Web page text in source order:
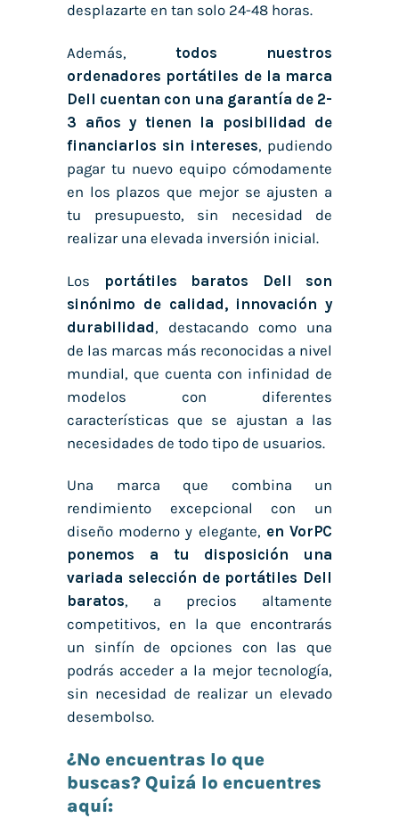
desplazarte en tan solo 24-48 horas.
Además, todos nuestros
ordenadores portátiles de la marca
Dell cuentan con una garantía de 2-
3 años y tienen la posibilidad de
financiarlos sin intereses, pudiendo
pagar tu nuevo equipo cómodamente
en los plazos que mejor se ajusten a
tu presupuesto, sin necesidad de
realizar una elevada inversión inicial.
Los
portátiles baratos Dell son
sinónimo de calidad, innovación y
durabilidad, destacando como una
de las marcas más reconocidas a nivel
mundial, que cuenta con infinidad de
modelos con diferentes
características que se ajustan a las
necesidades de todo tipo de usuarios.
Una marca que combina un
rendimiento excepcional con un
diseño moderno y elegante, en VorPC
ponemos a tu disposición una
variada selección de portátiles Dell
baratos, a precios altamente
competitivos, en la que encontrarás
un sinfín de opciones con las que
podrás acceder a la mejor tecnología,
sin necesidad de realizar un elevado
desembolso.
¿No encuentras lo que
buscas? Quizá lo encuentres
aquí: